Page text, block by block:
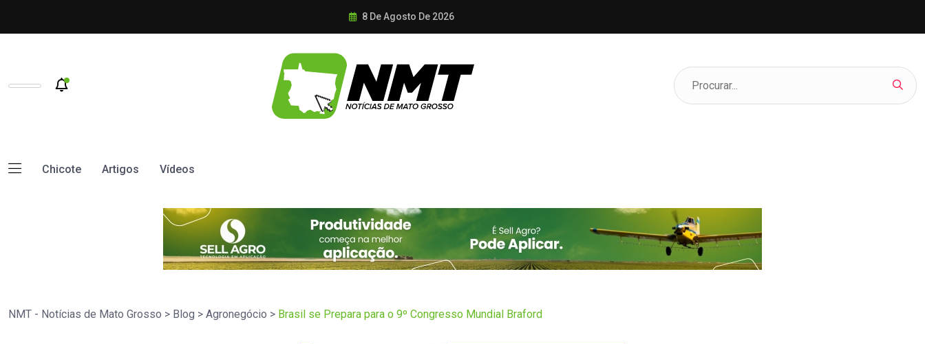
8 De Agosto De 2026
Chicote Artigos Vídeos
NMT - Notícias de Mato Grosso > Blog > Agronegócio > Brasil se Prepara para o 9º Congresso Mundial Braford